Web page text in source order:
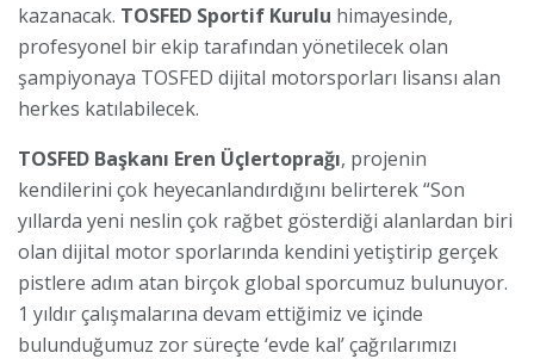
kazanacak. TOSFED Sportif Kurulu himayesinde,
profesyonel bir ekip tarafından yönetilecek olan
şampiyonaya TOSFED dijital motorsporları lisansı alan
herkes katılabilecek.
TOSFED Başkanı Eren Üçlertoprağı, projenin
kendilerini çok heyecanlandırdığını belirterek “Son
yıllarda yeni neslin çok rağbet gösterdiği alanlardan biri
olan dijital motor sporlarında kendini yetiştirip gerçek
pistlere adım atan birçok global sporcumuz bulunuyor.
1 yıldır çalışmalarına devam ettiğimiz ve içinde
bulunduğumuz zor süreçte ‘evde kal’ çağrılarımızı